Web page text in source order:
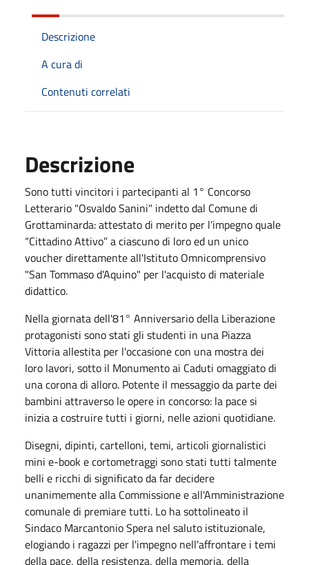
Descrizione
A cura di
Contenuti correlati
Descrizione
Sono tutti vincitori i partecipanti al 1° Concorso
Letterario "Osvaldo Sanini" indetto dal Comune di
Grottaminarda: attestato di merito per l’impegno quale
“Cittadino Attivo” a ciascuno di loro ed un unico
voucher direttamente all'Istituto Omnicomprensivo
"San Tommaso d'Aquino" per l'acquisto di materiale
didattico.
Nella giornata dell'81° Anniversario della Liberazione
protagonisti sono stati gli studenti in una Piazza
Vittoria allestita per l'occasione con una mostra dei
loro lavori, sotto il Monumento ai Caduti omaggiato di
una corona di alloro. Potente il messaggio da parte dei
bambini attraverso le opere in concorso: la pace si
inizia a costruire tutti i giorni, nelle azioni quotidiane.
Disegni, dipinti, cartelloni, temi, articoli giornalistici
mini e-book e cortometraggi sono stati tutti talmente
belli e ricchi di significato da far decidere
unanimemente alla Commissione e all'Amministrazione
comunale di premiare tutti. Lo ha sottolineato il
Sindaco Marcantonio Spera nel saluto istituzionale,
elogiando i ragazzi per l'impegno nell'affrontare i temi
della pace, della resistenza, della memoria, della